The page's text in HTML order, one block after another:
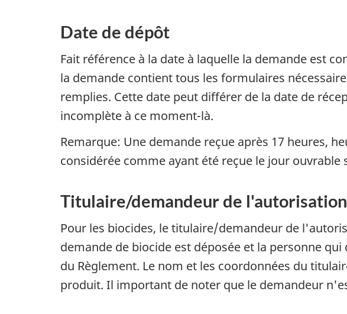
Date de dépôt
Fait référence à la date à laquelle la demande est
la demande contient tous les formulaires
remplies. Cette date peut différer de la date de
incomplète à ce moment-là.
Remarque: Une demande reçue après 17 heures,
considérée comme ayant été reçue le jour ouvrable
Titulaire/demandeur de
Pour les biocides, le titulaire/demandeur de
demande de biocide est déposée et la personne
du Règlement. Le nom et les coordonnées du
produit. Il important de noter que le demandeur